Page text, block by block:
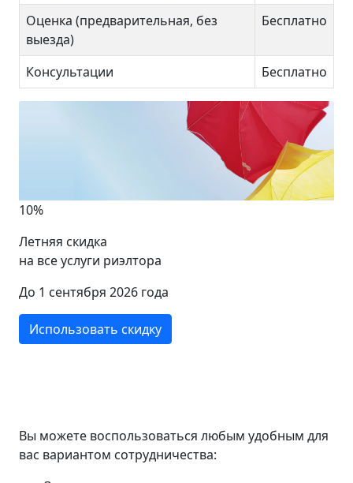
Оценка (предварительная, без
выезда)
Бесплатно
Консультации Бесплатно
10%
Летняя скидка
на все услуги риэлтора
До 1 сентября 2026 года
Использовать скидку
Вы можете воспользоваться любым удобным для
вас вариантом сотрудничества: